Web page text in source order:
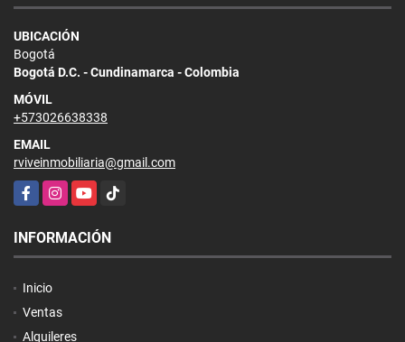
UBICACIÓN
Bogotá
Bogotá D.C. - Cundinamarca - Colombia
MÓVIL
+573026638338
EMAIL
rviveinmobiliaria@gmail.com
FacebookInstagramYouTubeTikTok
INFORMACIÓN
Inicio
Ventas
Alquileres